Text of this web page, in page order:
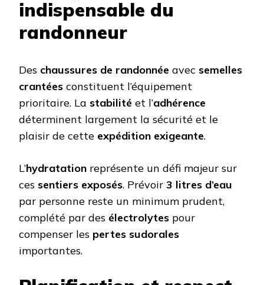
indispensable du
randonneur
Des chaussures de randonnée avec semelles
crantées constituent l’équipement
prioritaire. La stabilité et l’adhérence
déterminent largement la sécurité et le
plaisir de cette expédition exigeante.
L’hydratation représente un défi majeur sur
ces sentiers exposés. Prévoir 3 litres d’eau
par personne reste un minimum prudent,
complété par des électrolytes pour
compenser les pertes sudorales
importantes.